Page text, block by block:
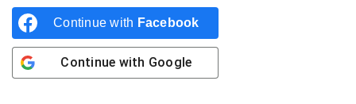
Continue with Facebook
Continue with Google